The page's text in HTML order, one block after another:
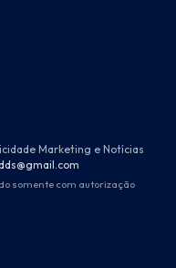
Marketing e Notícias
somente com autorização